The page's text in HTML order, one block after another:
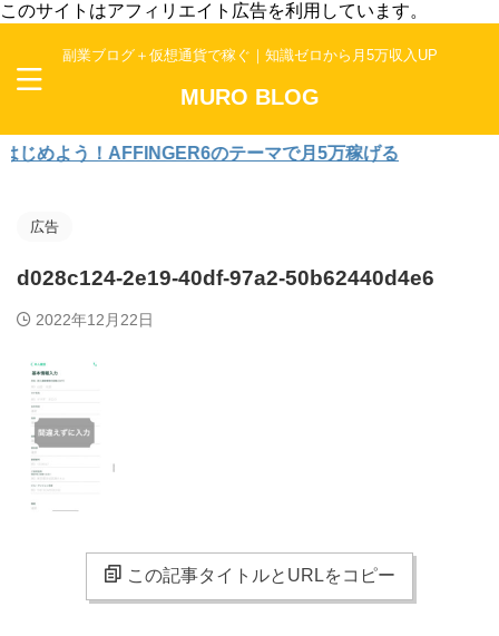
このサイトはアフィリエイト広告を利用しています。
副業ブログ＋仮想通貨で稼ぐ｜知識ゼロから月5万収入UP
MURO BLOG
よう！AFFINGER6のテーマで月5万稼げる
広告
d028c124-2e19-40df-97a2-50b62440d4e6
2022年12月22日
この記事タイトルとURLをコピー